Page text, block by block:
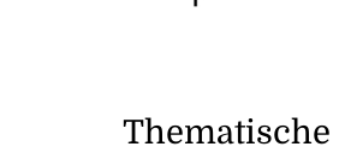
Thematische